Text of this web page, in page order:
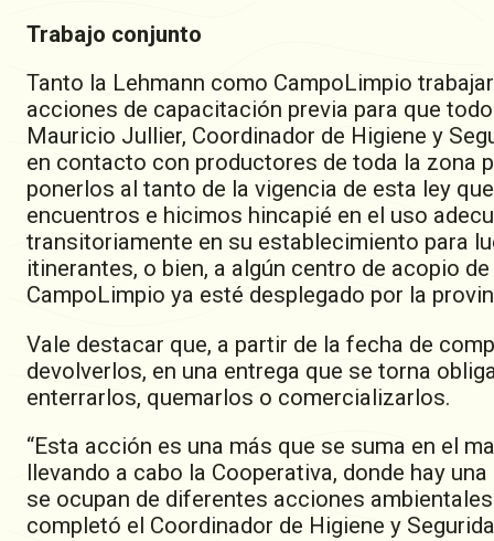
Trabajo conjunto
Tanto la Lehmann como CampoLimpio
acciones de capacitación previa para que
Mauricio Jullier, Coordinador de Higiene y
en contacto con productores de toda la zona
ponerlos al tanto de la vigencia de esta ley
encuentros e hicimos hincapié en el uso
transitoriamente en su establecimiento para
itinerantes, o bien, a algún centro de acopio
CampoLimpio ya esté desplegado por la
Vale destacar que, a partir de la fecha de
devolverlos, en una entrega que se torna
enterrarlos, quemarlos o comercializarlos.
“Esta acción es una más que se suma en el
llevando a cabo la Cooperativa, donde hay
se ocupan de diferentes acciones
completó el Coordinador de Higiene y